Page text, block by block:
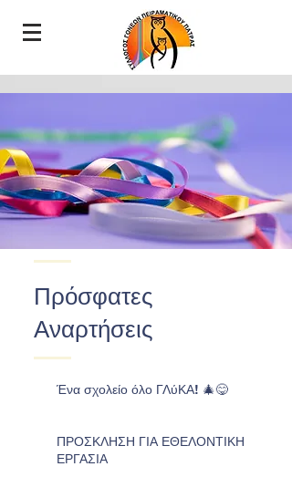
Πρόσφατες
Αναρτήσεις
Ένα σχολείο όλο ΓΛύΚΑ! 🎄😋
ΠΡΟΣΚΛΗΣΗ ΓΙΑ ΕΘΕΛΟΝΤΙΚΗ
ΕΡΓΑΣΙΑ